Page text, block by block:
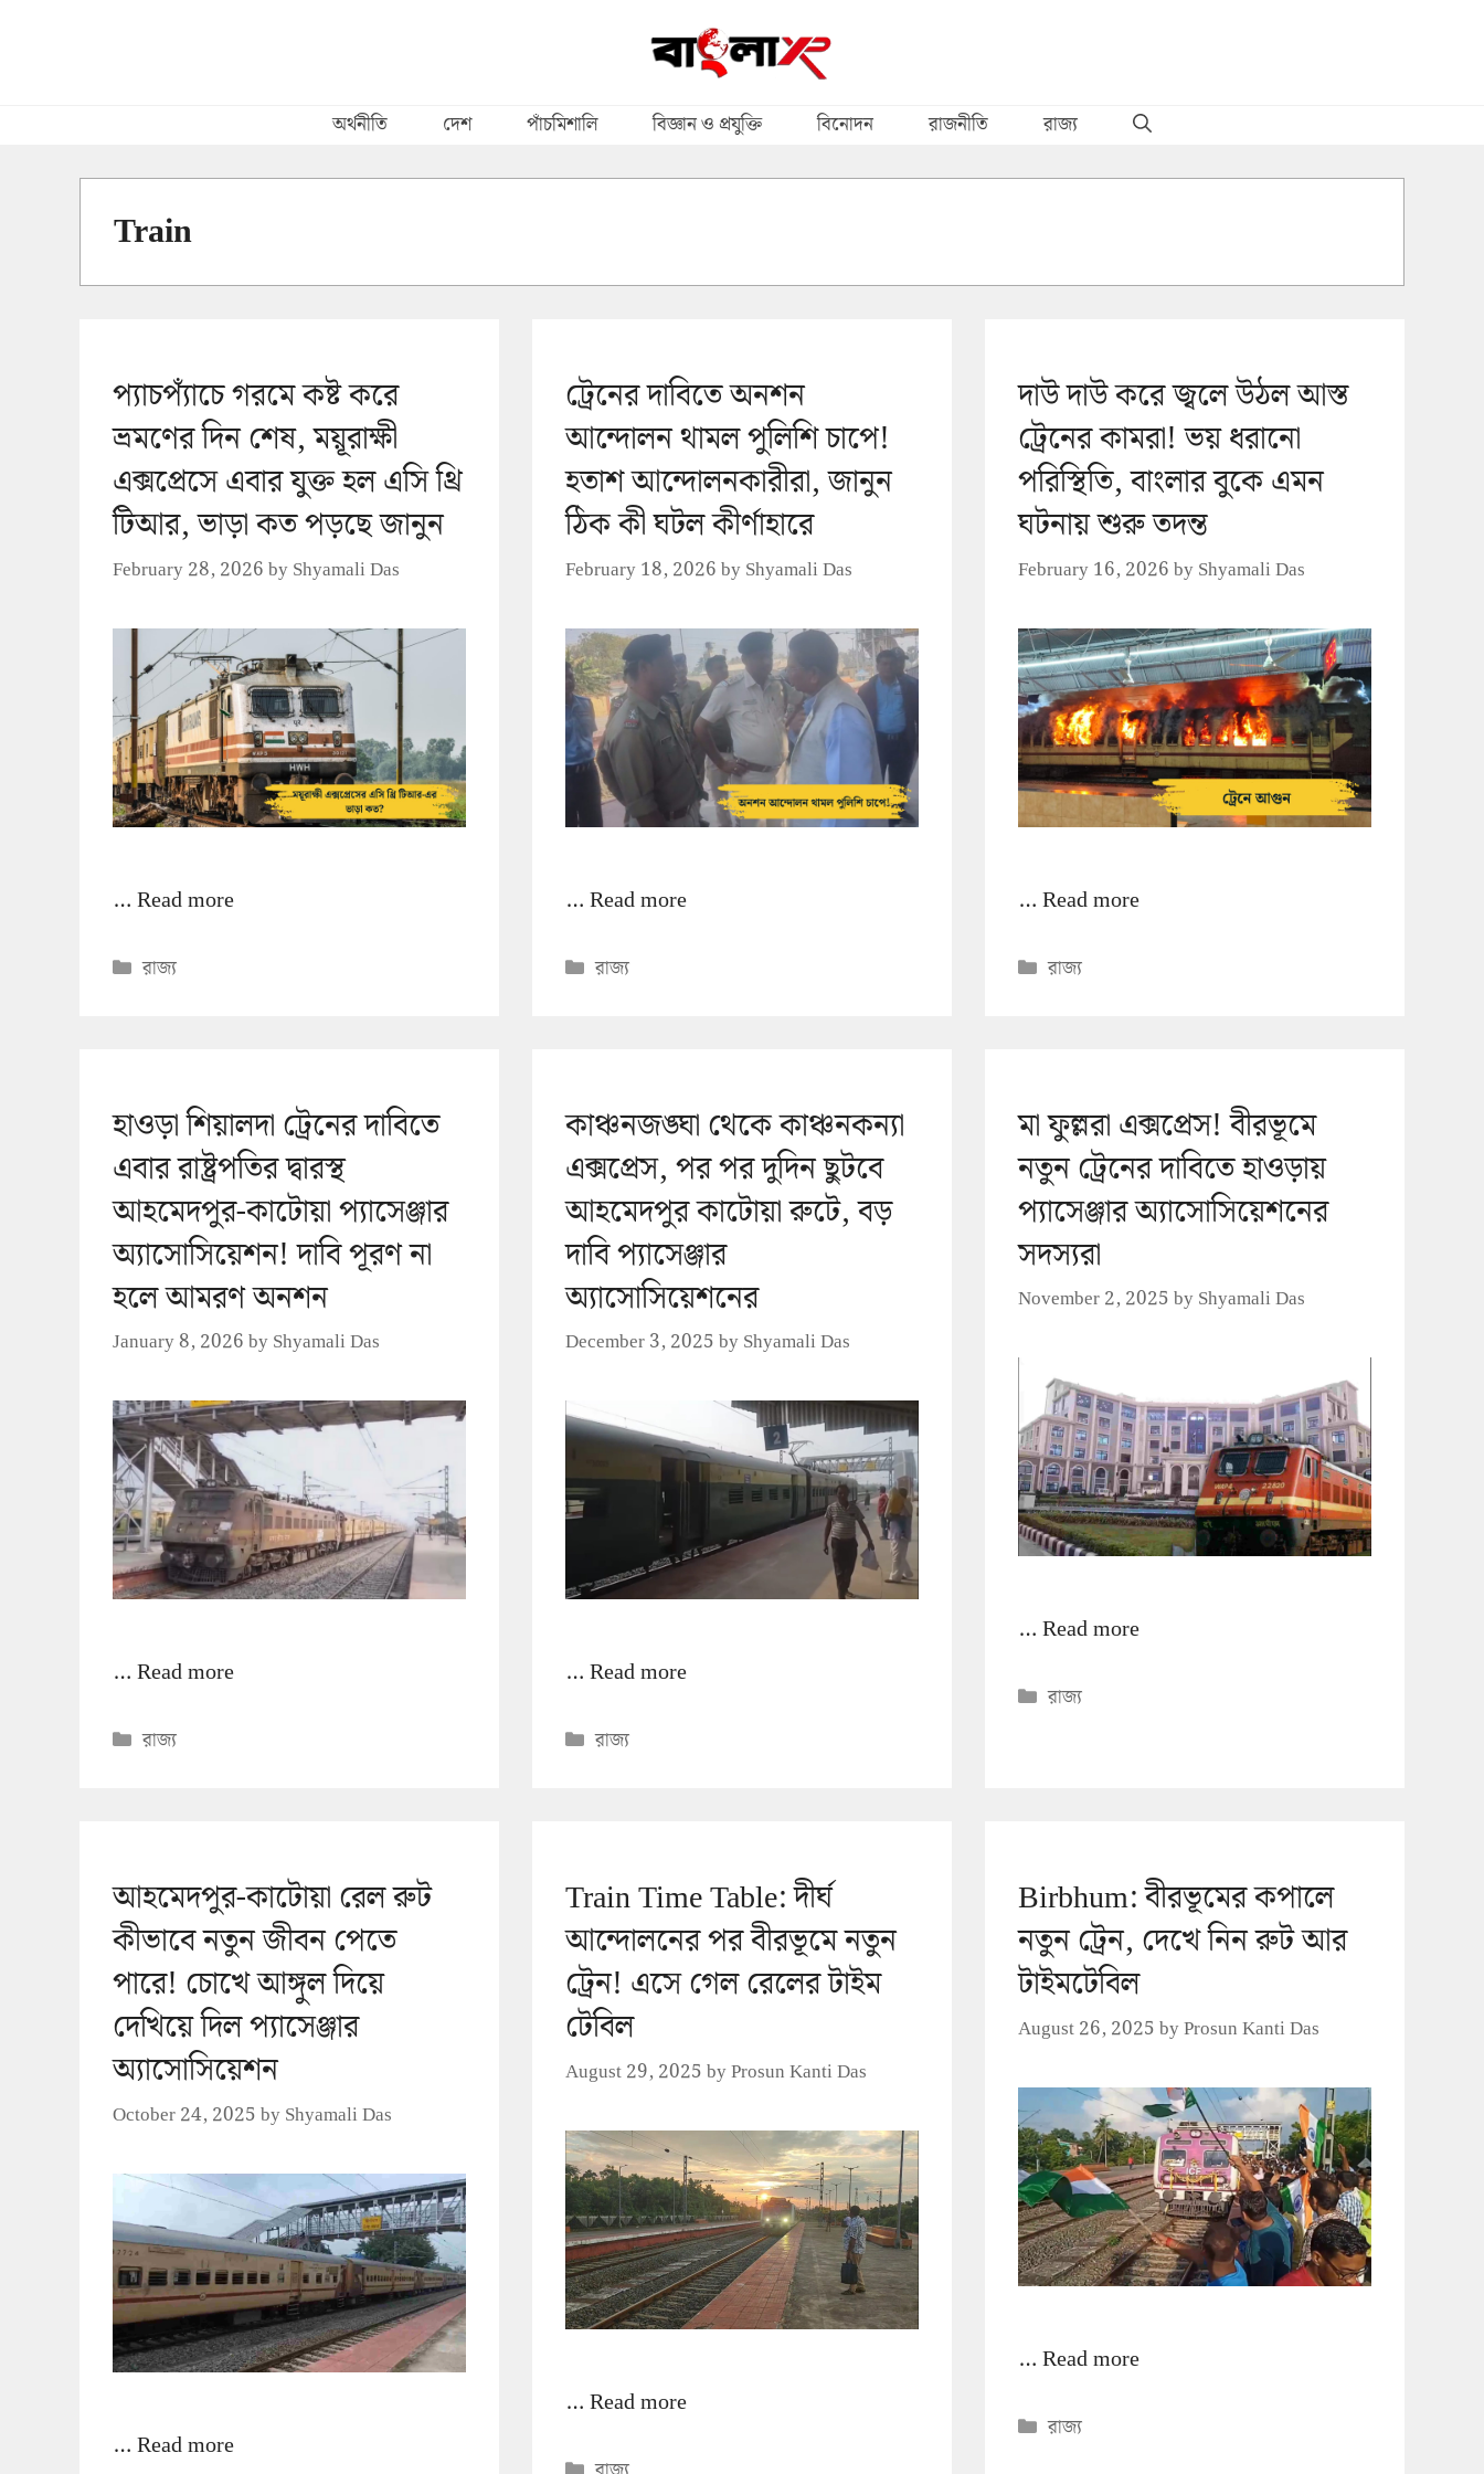
অর্থনীতি দেশ পাঁচমিশালি বিজ্ঞান ও প্রযুক্তি বিনোদন রাজনীতি রাজ্য
Train
প্যাচপ্যাঁচে গরমে কষ্ট করে
ভ্রমণের দিন শেষ, ময়ূরাক্ষী
এক্সপ্রেসে এবার যুক্ত হল এসি থ্রি
টিআর, ভাড়া কত পড়ছে জানুন
February 28, 2026byShyamali Das
…Read more
Categories
রাজ্য
ট্রেনের দাবিতে অনশন
আন্দোলন থামল পুলিশি চাপে!
হতাশ আন্দোলনকারীরা, জানুন
ঠিক কী ঘটল কীর্ণাহারে
February 18, 2026byShyamali Das
…Read more
Categories
রাজ্য
দাউ দাউ করে জ্বলে উঠল আস্ত
ট্রেনের কামরা! ভয় ধরানো
পরিস্থিতি, বাংলার বুকে এমন
ঘটনায় শুরু তদন্ত
February 16, 2026byShyamali Das
…Read more
Categories
রাজ্য
হাওড়া শিয়ালদা ট্রেনের দাবিতে
এবার রাষ্ট্রপতির দ্বারস্থ
আহমেদপুর-কাটোয়া প্যাসেঞ্জার
অ্যাসোসিয়েশন! দাবি পূরণ না
হলে আমরণ অনশন
January 8, 2026byShyamali Das
…Read more
Categories
রাজ্য
কাঞ্চনজঙ্ঘা থেকে কাঞ্চনকন্যা
এক্সপ্রেস, পর পর দুদিন ছুটবে
আহমেদপুর কাটোয়া রুটে, বড়
দাবি প্যাসেঞ্জার
অ্যাসোসিয়েশনের
December 3, 2025byShyamali Das
…Read more
Categories
রাজ্য
মা ফুল্লরা এক্সপ্রেস! বীরভূমে
নতুন ট্রেনের দাবিতে হাওড়ায়
প্যাসেঞ্জার অ্যাসোসিয়েশনের
সদস্যরা
November 2, 2025byShyamali Das
…Read more
Categories
রাজ্য
আহমেদপুর-কাটোয়া রেল রুট
কীভাবে নতুন জীবন পেতে
পারে! চোখে আঙ্গুল দিয়ে
দেখিয়ে দিল প্যাসেঞ্জার
অ্যাসোসিয়েশন
October 24, 2025byShyamali Das
…Read more
Train Time Table: দীর্ঘ
আন্দোলনের পর বীরভূমে নতুন
ট্রেন! এসে গেল রেলের টাইম
টেবিল
August 29, 2025byProsun Kanti Das
…Read more
Birbhum: বীরভূমের কপালে
নতুন ট্রেন, দেখে নিন রুট আর
টাইমটেবিল
August 26, 2025byProsun Kanti Das
…Read more
Categories
রাজ্য